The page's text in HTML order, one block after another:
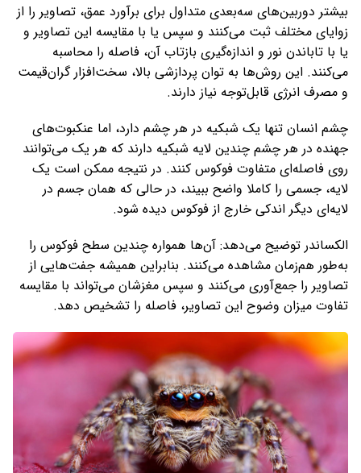
بیشتر دوربین‌های سه‌بعدی متداول برای برآورد عمق، تصاویر را از
زوایای مختلف ثبت می‌کنند و سپس یا با مقایسه این تصاویر و
یا با تاباندن نور و اندازه‌گیری بازتاب آن، فاصله را محاسبه
می‌کنند. این روش‌ها به توان پردازشی بالا، سخت‌افزار گران‌قیمت
و مصرف انرژی قابل‌توجه نیاز دارند.
چشم انسان تنها یک شبکیه در هر چشم دارد، اما عنکبوت‌های
جهنده در هر چشم چندین لایه شبکیه دارند که هر یک می‌توانند
روی فاصله‌ای متفاوت فوکوس کنند. در نتیجه ممکن است یک
لایه، جسمی را کاملا واضح ببیند، در حالی که همان جسم در
لایه‌ای دیگر اندکی خارج از فوکوس دیده شود.
الکساندر توضیح می‌دهد: آن‌ها همواره چندین سطح فوکوس را
به‌طور هم‌زمان مشاهده می‌کنند. بنابراین همیشه جفت‌هایی از
تصاویر را جمع‌آوری می‌کنند و سپس مغزشان می‌تواند با مقایسه
تفاوت میزان وضوح این تصاویر، فاصله را تشخیص دهد.